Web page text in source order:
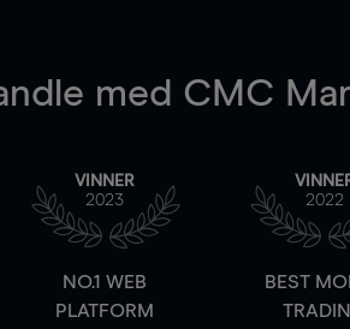
med CMC
VINNER
2023
NO.1 WEB
PLATFORM
2022
BEST